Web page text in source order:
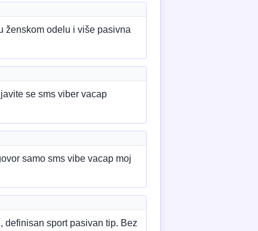
ženskom odelu i više pasivna
se sms viber vacap
samo sms vibe vacap moj
definisan sport pasivan tip. Bez